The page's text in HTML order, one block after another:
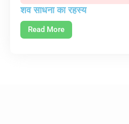
शव साधना का रहस्य
Read More